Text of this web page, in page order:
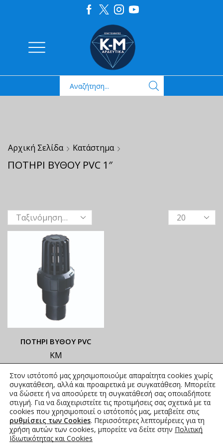
Αρχική Σελίδα Κατάστημα
ΠΟΤΗΡΙ ΒΥΘΟΥ PVC 1″
ΠΟΤΗΡΙ ΒΥΘΟΥ PVC
ΚΜ
ΑΝΑΓΡΑΦΟΝΤΑΙ ΣΤΟ
ΑΝΗΡΤΗΜΕΝΟ PDF
4,46€–18,35€ συμπ. Φ.Π.Α.
Στον ιστότοπό μας χρησιμοποιούμε απαραίτητα cookies χωρίς
συγκατάθεση, αλλά και προαιρετικά με συγκατάθεση. Μπορείτε
να δώσετε ή να αποσύρετε τη συγκατάθεσή σας οποιαδήποτε
στιγμή. Για να διαχειριστείτε τις προτιμήσεις σας σχετικά με τα
cookies που χρησιμοποιεί ο ιστότοπός μας, μεταβείτε στις
ρυθμίσεις των Cookies. Περισσότερες λεπτομέρειες για τη
χρήση αυτών των cookies, μπορείτε να δείτε στην Πολιτική
Ιδιωτικότητας και Cookies